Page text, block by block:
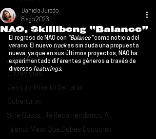
All Posts
Escúchalo
Noticias
¿Qué Plan?
Entrevistas
Descubrimiento Semanal
Coberturas
Si Te Gusta... Te Recomendamos A...
Talento Mexa Que Debes Escuchar
NAO, Skillibeng “Balance”
Daniela Jurado
8 ago 2023
El regreso de NAO con “Balance” como noticia del
verano. El nuevo track es sin duda una propuesta
nueva, ya que en sus últimos proyectos, NAO ha
experimentado diferentes géneros a través de
diversos featurings.